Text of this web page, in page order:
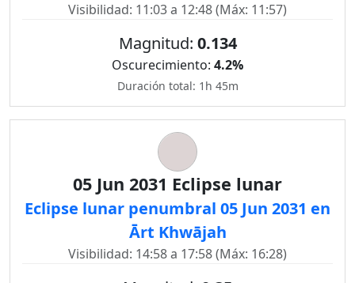
Visibilidad: 11:03 a 12:48 (Máx: 11:57)
Magnitud: 0.134
Oscurecimiento: 4.2%
Duración total: 1h 45m
05 Jun 2031 Eclipse lunar
Eclipse lunar penumbral 05 Jun 2031 en
Ārt Khwājah
Visibilidad: 14:58 a 17:58 (Máx: 16:28)